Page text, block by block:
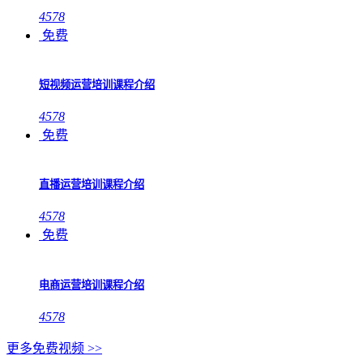
4578
免费
短视频运营培训课程介绍
4578
免费
直播运营培训课程介绍
4578
免费
电商运营培训课程介绍
4578
更多免费视频 >>